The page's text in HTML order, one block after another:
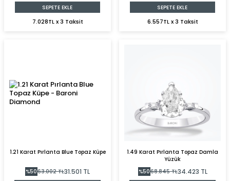
SEPETE EKLE
7.028TL x 3 Taksit
SEPETE EKLE
6.557TL x 3 Taksit
1.21 Karat Pırlanta Blue Topaz Küpe
%5063.002TL31.501 TL
1.49 Karat Pırlanta Topaz Damla
Yüzük
%5068.845TL34.423 TL